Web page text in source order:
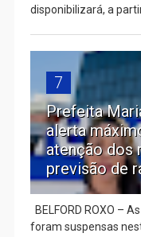
disponibilizará, a
7
Prefeita
alerta
atenção dos
previsão de
BELFORD ROXO –
foram suspensas